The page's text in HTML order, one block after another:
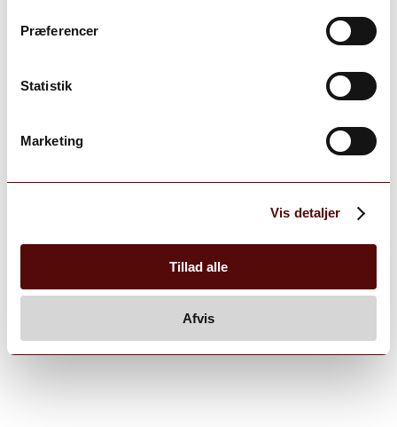
Præferencer
Statistik
Marketing
Vis detaljer
Tillad alle
Afvis